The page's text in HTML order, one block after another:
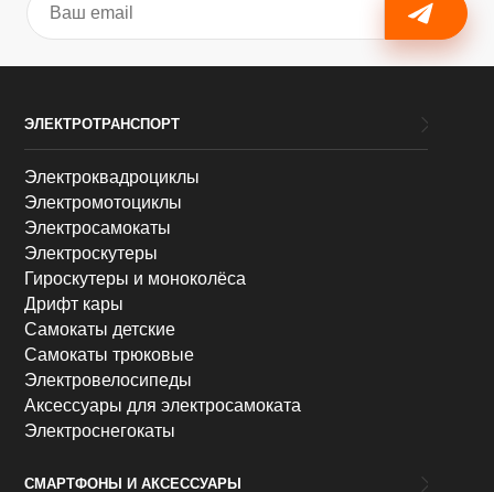
ЭЛЕКТРОТРАНСПОРТ
Электроквадроциклы
Электромотоциклы
Электросамокаты
Электроскутеры
Гироскутеры и моноколёса
Дрифт кары
Самокаты детские
Самокаты трюковые
Электровелосипеды
Аксессуары для электросамоката
Электроснегокаты
СМАРТФОНЫ И АКСЕССУАРЫ